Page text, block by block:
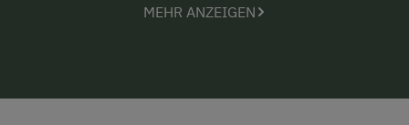
Obst und Gemüse aus unseren naturnah
MEHR ANZEIGEN